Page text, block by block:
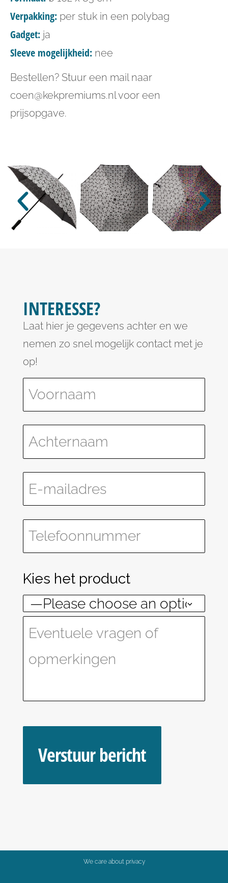
Verpakking: per stuk in een polybag
Gadget: ja
Sleeve mogelijkheid: nee
Bestellen? Stuur een mail naar
coen@kekpremiums.nl voor een
prijsopgave.
INTERESSE?
Laat hier je gegevens achter en we
nemen zo snel mogelijk contact met je
op!
Please leave this field empty.
Kies het product
We care about privacy